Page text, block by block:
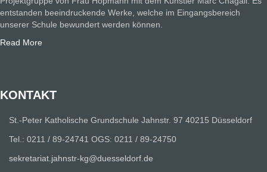
entstanden beeindruckende Werke, welche im Eingangsbereich
unserer Schule bewundert werden können.
Read More
KONTAKT
St.-Peter Katholische Grundschule Jahnstr. 97 40215 Düsseldorf
Tel.: 0211 / 89-24741 OGS: 0211 / 89-24750
sekretariat.jahnstr-kg@duesseldorf.de